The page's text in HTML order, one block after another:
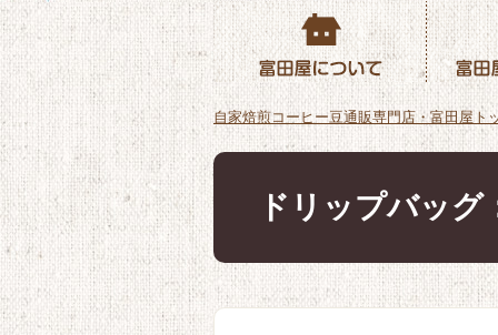
自家焙煎コーヒー豆通販専門店・富田屋ト
ドリップバッ